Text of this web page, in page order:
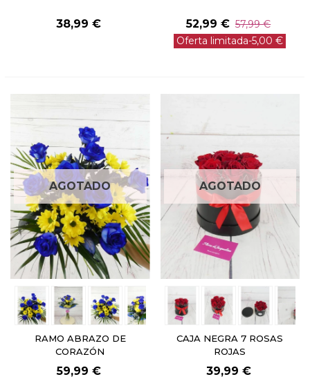
38,99 € 52,99 € 57,99 €
Oferta limitada-5,00 €
AGOTADO
RAMO ABRAZO DE
CORAZÓN
59,99 €
AGOTADO
CAJA NEGRA 7 ROSAS
ROJAS
39,99 €